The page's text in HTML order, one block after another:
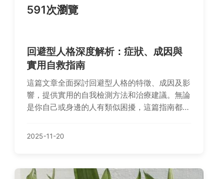
591次瀏覽
回避型人格深度解析：症狀、成因與
實用自救指南
這篇文章全面探討回避型人格的特徵、成因及影
響，提供實用的自我檢測方法和治療建議。無論
是你自己或身邊的人有類似困擾，這篇指南都能
的應對策略，包括心理治療、自我成長技巧和日
2025-11-20